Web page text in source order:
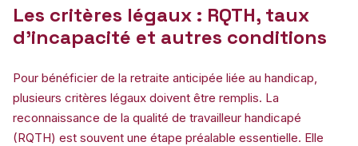
Les critères légaux : RQTH, taux
d’incapacité et autres conditions
Pour bénéficier de la retraite anticipée liée au handicap,
plusieurs critères légaux doivent être remplis. La
reconnaissance de la qualité de travailleur handicapé
(RQTH) est souvent une étape préalable essentielle. Elle